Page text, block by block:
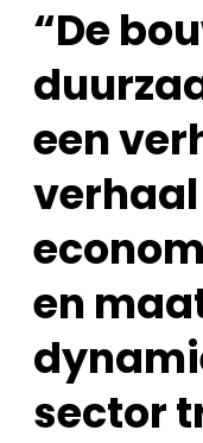
Fundering
Kopen/Huren/
Sloop &
Bouwtransport
Machines &
“De
een
en
sector